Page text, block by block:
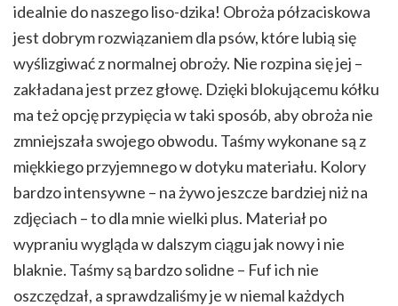
idealnie do naszego liso-dzika! Obroża półzaciskowa
jest dobrym rozwiązaniem dla psów, które lubią się
wyślizgiwać z normalnej obroży. Nie rozpina się jej –
zakładana jest przez głowę. Dzięki blokującemu kółku
ma też opcję przypięcia w taki sposób, aby obroża nie
zmniejszała swojego obwodu. Taśmy wykonane są z
miękkiego przyjemnego w dotyku materiału. Kolory
bardzo intensywne – na żywo jeszcze bardziej niż na
zdjęciach – to dla mnie wielki plus. Materiał po
wypraniu wygląda w dalszym ciągu jak nowy i nie
blaknie. Taśmy są bardzo solidne – Fuf ich nie
oszczędzał, a sprawdzaliśmy je w niemal każdych